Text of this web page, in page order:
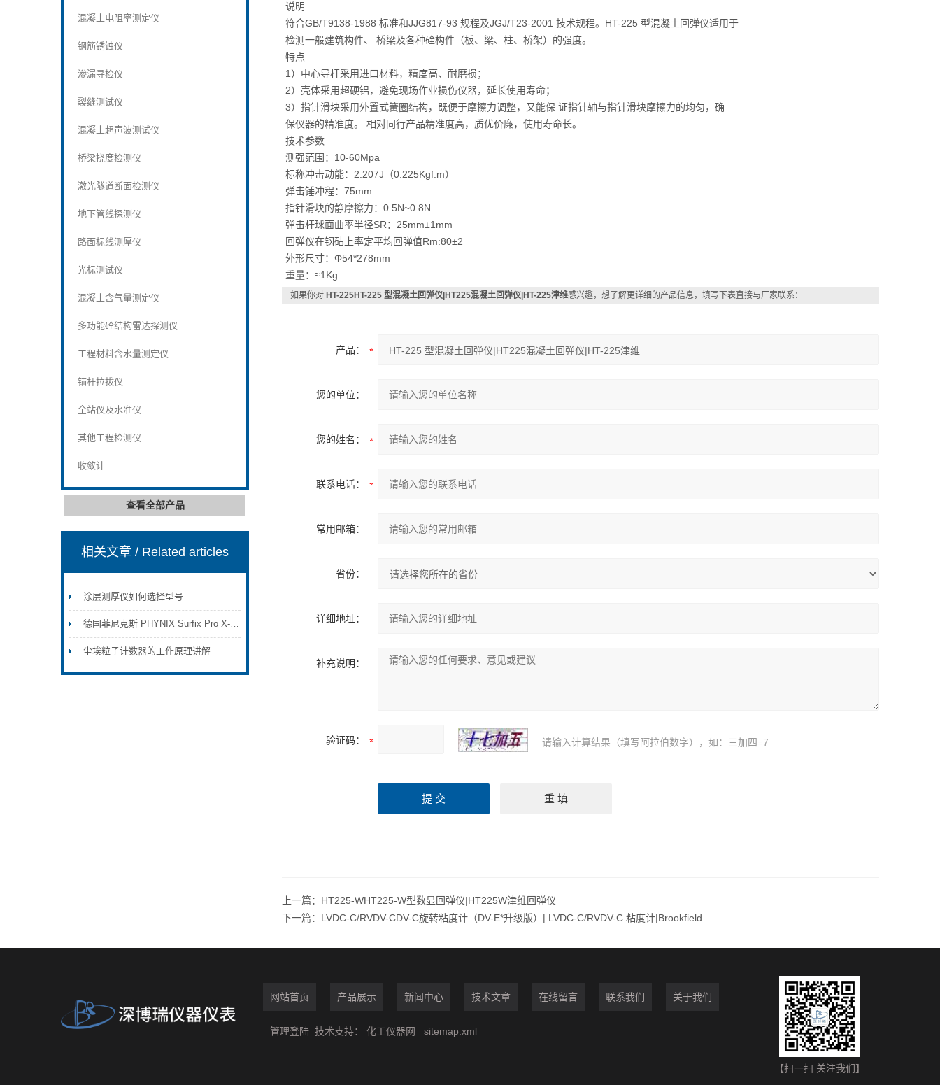
混凝土电阻率测定仪
钢筋锈蚀仪
渗漏寻检仪
裂缝测试仪
混凝土超声波测试仪
桥梁挠度检测仪
激光隧道断面检测仪
地下管线探测仪
路面标线测厚仪
光标测试仪
混凝土含气量测定仪
多功能砼结构雷达探测仪
工程材料含水量测定仪
锚杆拉拔仪
全站仪及水准仪
其他工程检测仪
收敛计
查看全部产品
相关文章/ Related articles
涂层测厚仪如何选择型号
德国菲尼克斯 PHYNIX Surfix Pro X-N1.5 涂层测厚仪(高级型)
尘埃粒子计数器的工作原理讲解
说明
符合GB/T9138-1988 标准和JJG817-93 规程及JGJ/T23-2001 技术规程。HT-225 型混凝土回弹仪适用于
检测一般建筑构件、 桥梁及各种硂构件（板、梁、柱、桥架）的强度。
特点
1）中心导杆采用进口材料，精度高、耐磨损；
2）壳体采用超硬铝，避免现场作业损伤仪器，延长使用寿命；
3）指针滑块采用外置式簧圈结构，既便于摩擦力调整，又能保 证指针轴与指针滑块摩擦力的均匀，确
保仪器的精准度。 相对同行产品精准度高，质优价廉，使用寿命长。
技术参数
测强范围：10-60Mpa
标称冲击动能：2.207J（0.225Kgf.m）
弹击锤冲程：75mm
指针滑块的静摩擦力：0.5N~0.8N
弹击杆球面曲率半径SR：25mm±1mm
回弹仪在钢砧上率定平均回弹值Rm:80±2
外形尺寸：Φ54*278mm
重量：≈1Kg
如果你对 HT-225HT-225 型混凝土回弹仪|HT225混凝土回弹仪|HT-225津维感兴趣，想了解更详细的产品信息，填写下表直接与厂家联系：
产品：
您的单位：
您的姓名：
联系电话：
常用邮箱：
省份：
详细地址：
补充说明：
验证码： 请输入计算结果（填写阿拉伯数字），如：三加四=7
上一篇： HT225-WHT225-W型数显回弹仪|HT225W津维回弹仪
下一篇： LVDC-C/RVDV-CDV-C旋转粘度计（DV-E*升级版）| LVDC-C/RVDV-C 粘度计|Brookfield
网站首页 产品展示 新闻中心 技术文章 在线留言 联系我们 关于我们
管理登陆 技术支持： 化工仪器网 sitemap.xml
【扫一扫 关注我们】